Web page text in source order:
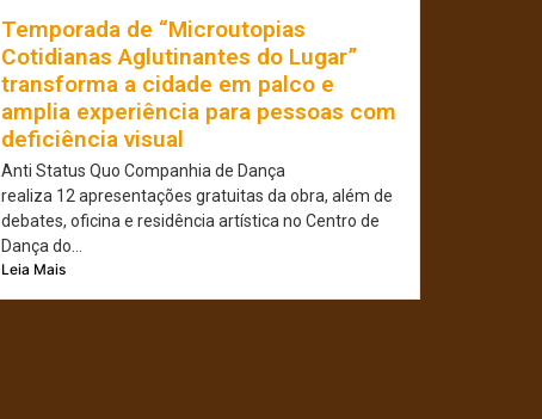
Temporada de “Microutopias
Cotidianas Aglutinantes do Lugar”
transforma a cidade em palco e
amplia experiência para pessoas com
deficiência visual
Anti Status Quo Companhia de Dança
realiza 12 apresentações gratuitas da obra, além de
debates, oficina e residência artística no Centro de
Dança do...
Leia Mais